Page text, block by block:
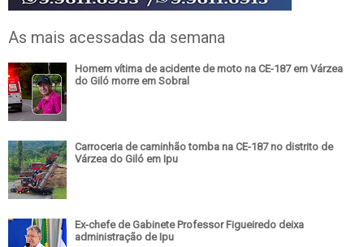
As mais acessadas da semana
Homem vítima de acidente de moto na CE-187 em Várzea
do Giló morre em Sobral
Carroceria de caminhão tomba na CE-187 no distrito de
Várzea do Giló em Ipu
Ex-chefe de Gabinete Professor Figueiredo deixa
administração de Ipu